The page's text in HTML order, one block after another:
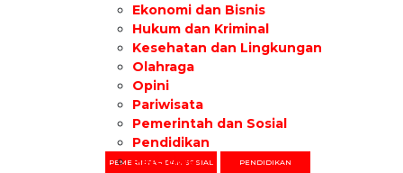
Ekonomi dan Bisnis
Hukum dan Kriminal
Kesehatan dan Lingkungan
Olahraga
Opini
Pariwisata
Pemerintah dan Sosial
Pendidikan
Peristiwa
PEMERINTAH DAN SOSIAL PENDIDIKAN